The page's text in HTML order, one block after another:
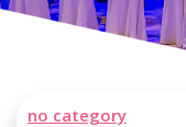
no category